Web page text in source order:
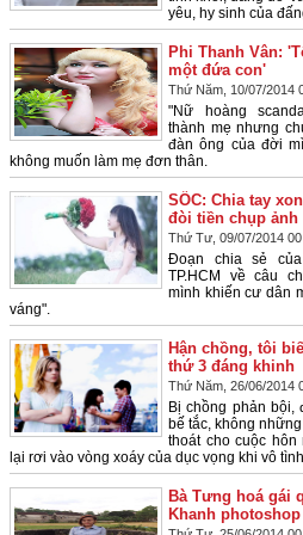
yêu, hy sinh của
Phi Thanh Vân:
một đứa con'
Thứ Năm, 10/07/2014
"Nữ hoàng
thành mẹ nhưng
đàn ông của đời
không muốn làm mẹ đơn thân.
SỐC: Chia tay
đòi tiền chụp
Thứ Tư, 09/07/2014
Đoạn chia sẻ
TP.HCM về câu
mình khiến cư dân
váng".
Hận chồng, tôi
thứ 3 đáng khinh
Thứ Năm, 26/06/2014
Bị chồng phản bội,
bế tắc, không
thoát cho cuộc
lại rơi vào vòng xoáy của dục vọng khi vô
Bà Tưng hoá gái
Khanh